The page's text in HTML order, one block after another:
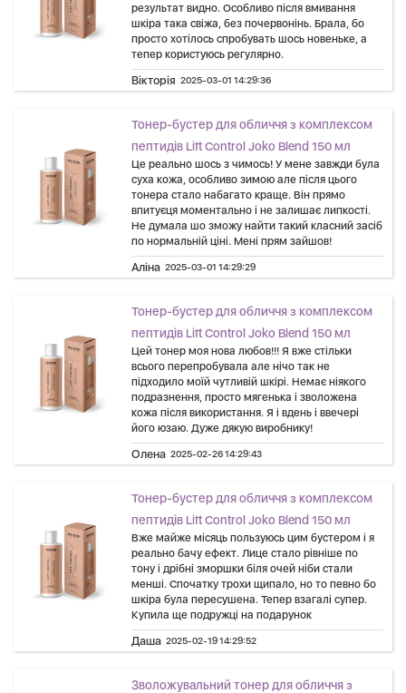
результат видно. Особливо після вмивання
шкіра така свіжа, без почервонінь. Брала, бо
просто хотілось спробувать шось новеньке, а
тепер користуюсь регулярно.
Вікторія 2025-03-01 14:29:36
Тонер-бустер для обличчя з комплексом
пептидів Lift Control Joko Blend 150 мл
Це реально шось з чимось! У мене завжди була
суха кожа, особливо зимою але після цього
тонера стало набагато краще. Він прямо
впитуєця моментально і не залишає липкості.
Не думала шо зможу найти такий класний засіб
по нормальній ціні. Мені прям зайшов!
Аліна 2025-03-01 14:29:29
Тонер-бустер для обличчя з комплексом
пептидів Lift Control Joko Blend 150 мл
Цей тонер моя нова любов!!! Я вже стільки
всього перепробувала але нічо так не
підходило моїй чутливій шкірі. Немає ніякого
подразнення, просто мягенька і зволожена
кожа після використання. Я і вдень і ввечері
його юзаю. Дуже дякую виробнику!
Олена 2025-02-26 14:29:43
Тонер-бустер для обличчя з комплексом
пептидів Lift Control Joko Blend 150 мл
Вже майже місяць пользуюсь цим бустером і я
реально бачу ефект. Лице стало рівніше по
тону і дрібні зморшки біля очей ніби стали
менші. Спочатку трохи щипало, но то певно бо
шкіра була пересушена. Тепер взагалі супер.
Купила ще подружці на подарунок
Даша 2025-02-19 14:29:52
Зволожувальний тонер для обличчя з